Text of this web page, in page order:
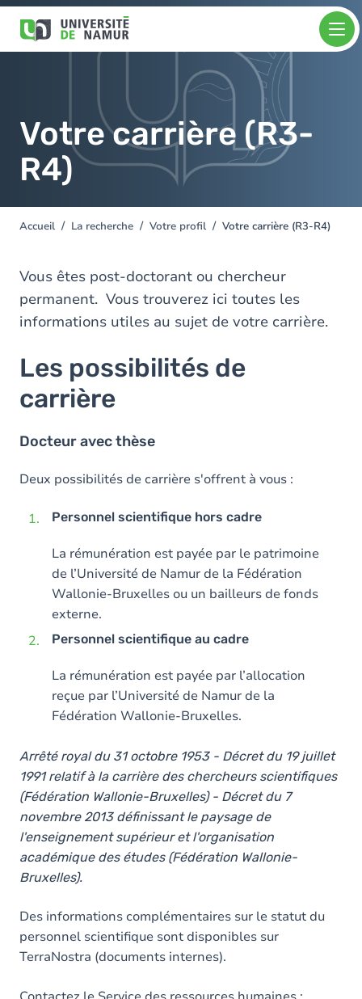
Aller au contenu principal
Aller
contenu
Image
Votre carrière (R3-
R4)
You
here
Accueil La recherche Votre profil Votre carrière (R3-R4)
Vous êtes post-doctorant ou chercheur
permanent. Vous trouverez ici toutes les
informations utiles au sujet de votre carrière.
Les possibilités de
carrière
Docteur avec thèse
Deux possibilités de carrière s'offrent à vous :
Personnel scientifique hors cadre
La rémunération est payée par le patrimoine
de l’Université de Namur de la Fédération
Wallonie-Bruxelles ou un bailleurs de fonds
externe.
Personnel scientifique au cadre
La rémunération est payée par l’allocation
reçue par l’Université de Namur de la
Fédération Wallonie-Bruxelles.
Arrêté royal du 31 octobre 1953 - Décret du 19 juillet
1991 relatif à la carrière des chercheurs scientifiques
(Fédération Wallonie-Bruxelles) - Décret du 7
novembre 2013 définissant le paysage de
l'enseignement supérieur et l'organisation
académique des études (Fédération Wallonie-
Bruxelles).
Des informations complémentaires sur le statut du
personnel scientifique sont disponibles sur
TerraNostra (documents internes).